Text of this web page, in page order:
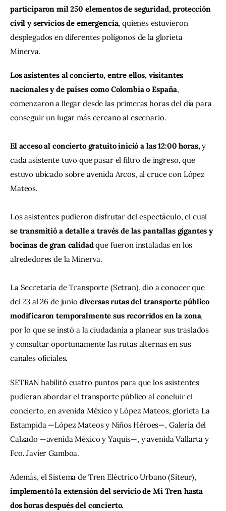
participaron mil 250 elementos de seguridad, protección
civil y servicios de emergencia, quienes estuvieron
desplegados en diferentes polígonos de la glorieta
Minerva.
Los asistentes al concierto, entre ellos, visitantes
nacionales y de países como Colombia o España,
comenzaron a llegar desde las primeras horas del día para
conseguir un lugar más cercano al escenario.
El acceso al concierto gratuito inició a las 12:00 horas, y
cada asistente tuvo que pasar el filtro de ingreso, que
estuvo ubicado sobre avenida Arcos, al cruce con López
Mateos.
Los asistentes pudieron disfrutar del espectáculo, el cual
se transmitió a detalle a través de las pantallas gigantes y
bocinas de gran calidad que fueron instaladas en los
alrededores de la Minerva.
La Secretaría de Transporte (Setran), dio a conocer que
del 23 al 26 de junio diversas rutas del transporte público
modificaron temporalmente sus recorridos en la zona,
por lo que se instó a la ciudadanía a planear sus traslados
y consultar oportunamente las rutas alternas en sus
canales oficiales.
SETRAN habilitó cuatro puntos para que los asistentes
pudieran abordar el transporte público al concluir el
concierto, en avenida México y López Mateos, glorieta La
Estampida —López Mateos y Niños Héroes—, Galería del
Calzado —avenida México y Yaquis—, y avenida Vallarta y
Fco. Javier Gamboa.
Además, el Sistema de Tren Eléctrico Urbano (Siteur),
implementó la extensión del servicio de Mi Tren hasta
dos horas después del concierto.